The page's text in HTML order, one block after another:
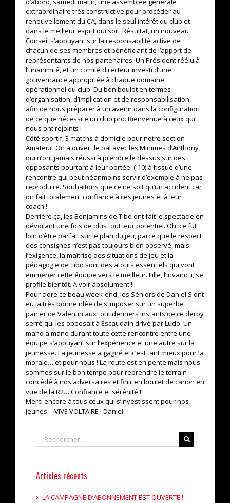
extraordinaire très constructive pour procéder au
renouvellement du CA, dans le seul intérêt du club et
dans le meilleur esprit qui soit. Résultat, un nouveau
Conseil s’appuyant sur la responsabilité active de
chacun de ses membres et bénéficiant de l’apport de
représentants de nos partenaires. Un Président réélu à
l’unanimité, et un comité directeur investi d’une
gouvernance appropriée à chaque domaine
opérationnel du club. Du bon boulot en termes
d’organisation, d’implication et de responsabilisation,
afin de nous préparer à un avenir dans la configuration
de ce que nécessite un club pro. Bienvenue à ceux qui
nous ont rejoints !
Côté sportif, 3 matchs à domicile pour notre section
Amateur. On a ouvert le bal avec les Minimes d’Anthony
qui n’ont jamais réussi à prendre le dessus sur des
opposants pourtant à leur portée. (-10) à l’issue d’une
rencontre qui peut néanmoins servir d’exemple à ne pas
reproduire. Souhaitons que ce ne soit qu’un accident car
on fait totalement confiance à ces jeunes et à leur
coach !
Derrière ça, les Benjamins de Tibo ont fait le spectacle en
dévoilant une fois de plus tout leur potentiel. Oh, ce fut
loin d’être parfait sur le plan du jeu, parce que le respect
des consignes n’est pas toujours bien observé, mais
l’exigence, la maîtrise des situations de jeu et la
pédagogie de Tibo sont des atouts essentiels qui vont
emmener cette équipe vers le meilleur. Lille, l’invaincu, se
profile bientôt. A voir absolument !
Pour clore ce beau week-end, les Séniors de Daniel S ont
eu la très bonne idée de s’imposer sur un superbe
panier de Valentin aux tout derniers instants de ce derby
serré qui les opposait à Escaudain drivé par Ludo. Un
mano a mano durant toute cette rencontre entre une
équipe s’appuyant sur l’expérience et une autre sur la
jeunesse. La jeunesse a gagné et c’est tant mieux pour la
morale… et pour nous ! La route est en pente mais nous
sommes sur le bon tempo pour reprendre le terrain
concédé à nos adversaires et finir en boulet de canon en
vue de la R2… Confiance et sérénité !
Merci encore à tous ceux qui s’investissent pour nos
jeunes. VIVE VOLTAIRE ! Daniel
Rechercher
Articles récents
LA CAMPAGNE D’ABONNEMENT EST OUVERTE !